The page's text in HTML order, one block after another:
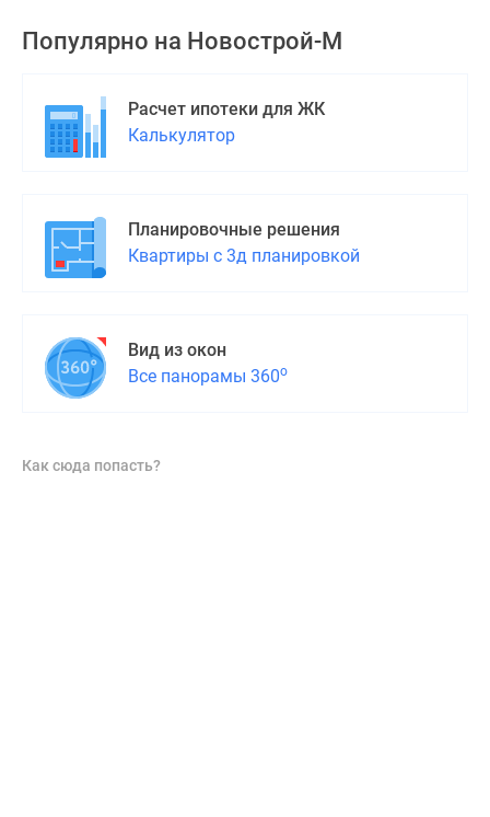
Популярно на Новострой-М
Расчет ипотеки для ЖК
Калькулятор
Планировочные решения
Квартиры с 3д планировкой
Вид из окон
Все панорамы 360о
Как сюда попасть?